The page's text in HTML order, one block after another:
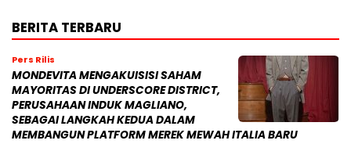
BERITA TERBARU
Pers Rilis
MONDEVITA MENGAKUISISI SAHAM
MAYORITAS DI UNDERSCORE DISTRICT,
PERUSAHAAN INDUK MAGLIANO,
SEBAGAI LANGKAH KEDUA DALAM
MEMBANGUN PLATFORM MEREK MEWAH ITALIA BARU